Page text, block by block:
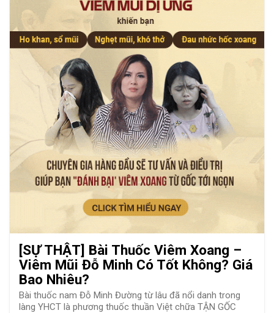
[SỰ THẬT] Bài Thuốc Viêm Xoang –
Viêm Mũi Đỗ Minh Có Tốt Không? Giá
Bao Nhiêu?
Bài thuốc nam Đỗ Minh Đường từ lâu đã nổi danh trong
làng YHCT là phương thuốc thuần Việt chữa TẬN GỐC